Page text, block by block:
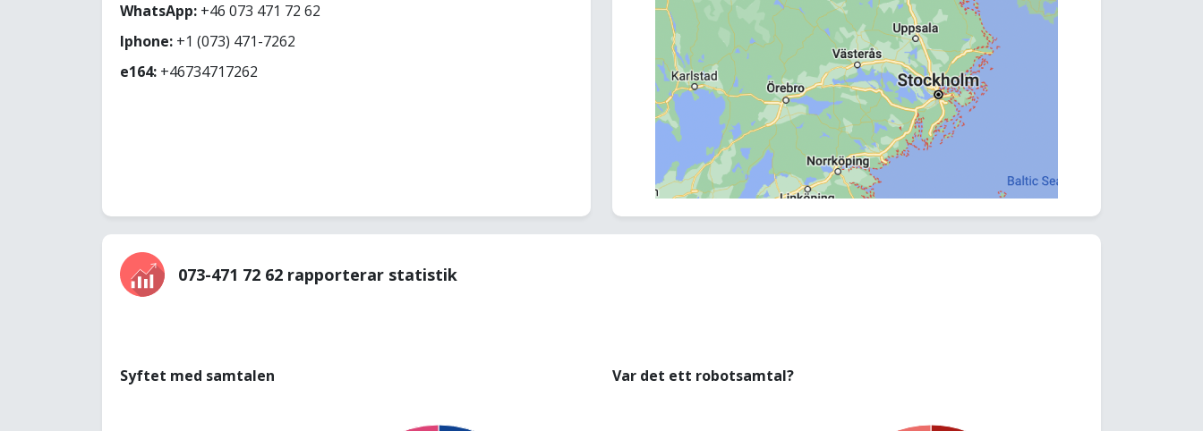
WhatsApp: +46 073 471 72 62
Iphone: +1 (073) 471-7262
e164: +46734717262
073-471 72 62 rapporterar statistik
Syftet med samtalen Var det ett robotsamtal?